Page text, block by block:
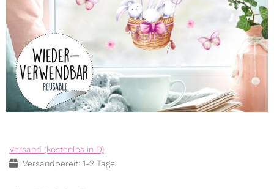
Versand (kostenlos in D)
Versandbereit: 1-2 Tage